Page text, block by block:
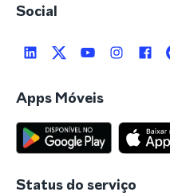
Social
Apps Móveis
Status do serviço